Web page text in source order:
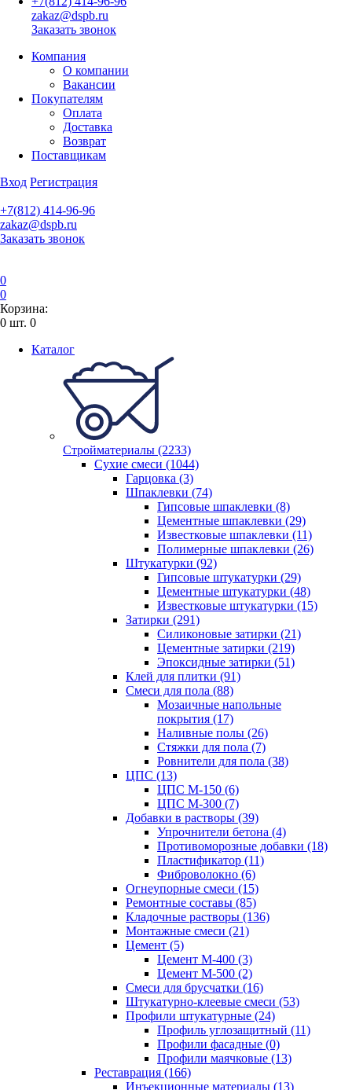
zakaz@dspb.ru
Заказать звонок
Компания
О компании
Вакансии
Покупателям
Оплата
Доставка
Возврат
Поставщикам
Вход Регистрация
+7(812) 414-96-96
zakaz@dspb.ru
Заказать звонок
0
0
Корзина:
0 шт. 0
Каталог
Стройматериалы (2233)
Сухие смеси (1044)
Гарцовка (3)
Шпаклевки (74)
Гипсовые шпаклевки (8)
Цементные шпаклевки (29)
Известковые шпаклевки (11)
Полимерные шпаклевки (26)
Штукатурки (92)
Гипсовые штукатурки (29)
Цементные штукатурки (48)
Известковые штукатурки (15)
Затирки (291)
Силиконовые затирки (21)
Цементные затирки (219)
Эпоксидные затирки (51)
Клей для плитки (91)
Смеси для пола (88)
Мозаичные напольные
покрытия (17)
Наливные полы (26)
Стяжки для пола (7)
Ровнители для пола (38)
ЦПС (13)
ЦПС М-150 (6)
ЦПС М-300 (7)
Добавки в растворы (39)
Упрочнители бетона (4)
Противоморозные добавки (18)
Пластификатор (11)
Фиброволокно (6)
Огнеупорные смеси (15)
Ремонтные составы (85)
Кладочные растворы (136)
Монтажные смеси (21)
Цемент (5)
Цемент М-400 (3)
Цемент М-500 (2)
Смеси для брусчатки (16)
Штукатурно-клеевые смеси (53)
Профили штукатурные (24)
Профиль углозащитный (11)
Профили фасадные (0)
Профили маячковые (13)
Реставрация (166)
Инъекционные материалы (13)